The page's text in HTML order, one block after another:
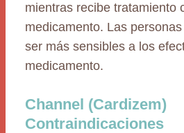
mientras recibe tratamiento
medicamento. Las
ser más sensibles a los
medicamento.
Channel (Cardizem)
Contraindicaciones